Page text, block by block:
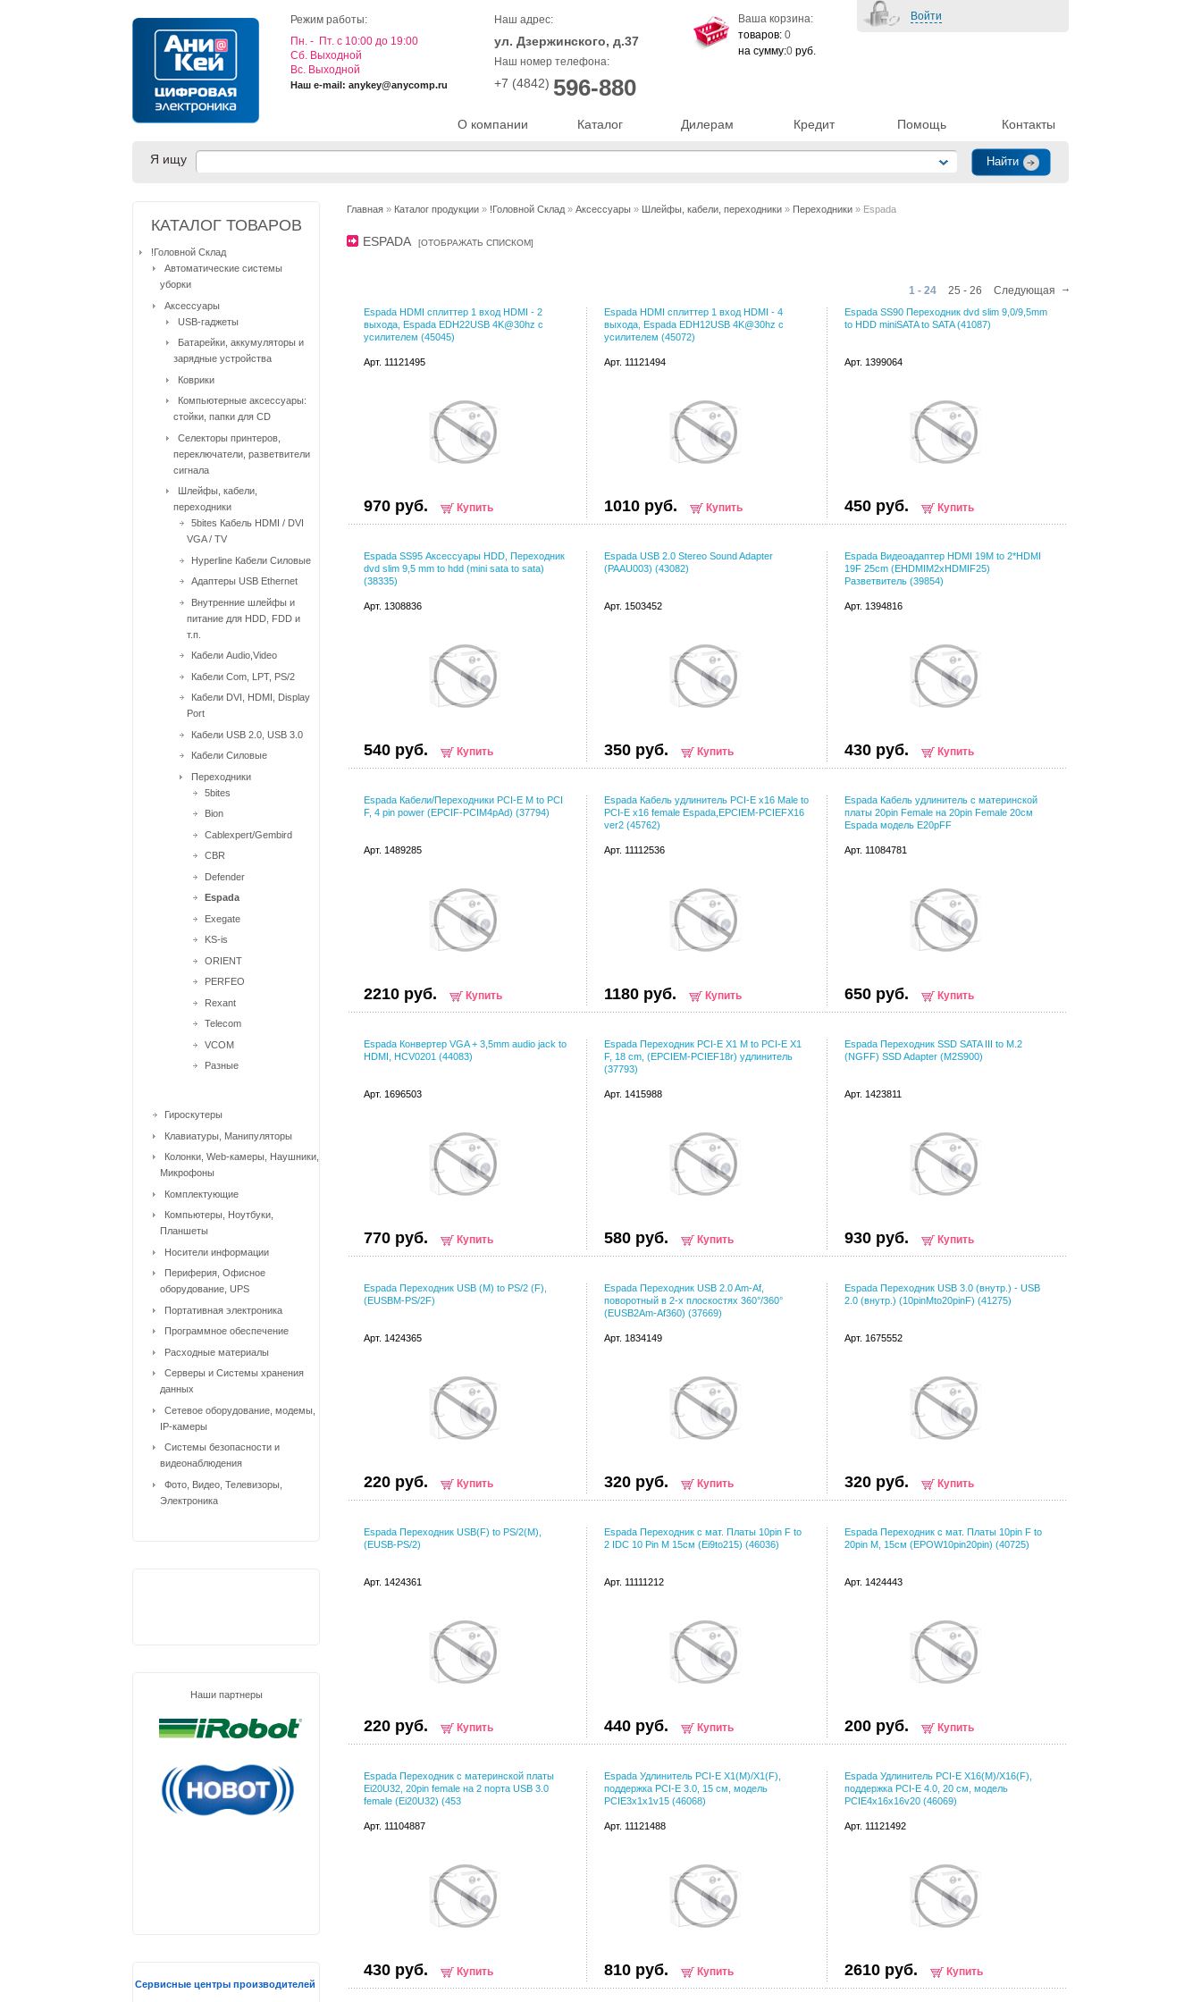
О компании Каталог Дилерам Кредит Помощь Контакты
Режим работы:
Пн. - Пт. с 10:00 до 19:00
Cб. Выходной
Вс. Выходной
Наш e-mail: anykey@anycomp.ru
Наш адрес:
ул. Дзержинского, д.37
Наш номер телефона:
+7 (4842) 596-880
Войти
Ваша корзина:
товаров: 0
на сумму:0 руб.
Я ищу
Главная » Каталог продукции » !Головной Склад » Аксессуары » Шлейфы, кабели, переходники » Переходники » Espada
ESPADA [ОТОБРАЖАТЬ СПИСКОМ]
1 - 24 25 - 26 Следующая
Espada HDMI сплиттер 1 вход HDMI - 2
выхода, Espada EDH22USB 4K@30hz с
усилителем (45045)
Арт. 11121495
970 руб. Купить
Espada HDMI сплиттер 1 вход HDMI - 4
выхода, Espada EDH12USB 4K@30hz с
усилителем (45072)
Арт. 11121494
1010 руб. Купить
Espada SS90 Переходник dvd slim 9,0/9,5mm
to HDD miniSATA to SATA (41087)
Арт. 1399064
450 руб. Купить
Espada SS95 Аксессуары HDD, Переходник
dvd slim 9,5 mm to hdd (mini sata to sata)
(38335)
Арт. 1308836
540 руб. Купить
Espada USB 2.0 Stereo Sound Adapter
(PAAU003) (43082)
Арт. 1503452
350 руб. Купить
Espada Видеоадаптер HDMI 19M to 2*HDMI
19F 25cm (EHDMIM2xHDMIF25)
Разветвитель (39854)
Арт. 1394816
430 руб. Купить
Espada Кабели/Переходники PCI-E M to PCI
F, 4 pin power (EPCIF-PCIM4pAd) (37794)
Арт. 1489285
2210 руб. Купить
Espada Кабель удлинитель PCI-E x16 Male to
PCI-E x16 female Espada,EPCIEM-PCIEFX16
ver2 (45762)
Арт. 11112536
1180 руб. Купить
Espada Кабель удлинитель с материнской
платы 20pin Female на 20pin Female 20см
Espada модель E20pFF
Арт. 11084781
650 руб. Купить
Espada Конвертер VGA + 3,5mm audio jack to
HDMI, HCV0201 (44083)
Арт. 1696503
770 руб. Купить
Espada Переходник PCI-E X1 M to PCI-E X1
F, 18 cm, (EPCIEM-PCIEF18r) удлинитель
(37793)
Арт. 1415988
580 руб. Купить
Espada Переходник SSD SATA III to M.2
(NGFF) SSD Adapter (M2S900)
Арт. 1423811
930 руб. Купить
Espada Переходник USB (M) to PS/2 (F),
(EUSBM-PS/2F)
Арт. 1424365
220 руб. Купить
Espada Переходник USB 2.0 Am-Af,
поворотный в 2-х плоскостях 360°/360°
(EUSB2Am-Af360) (37669)
Арт. 1834149
320 руб. Купить
Espada Переходник USB 3.0 (внутр.) - USB
2.0 (внутр.) (10pinMto20pinF) (41275)
Арт. 1675552
320 руб. Купить
Espada Переходник USB(F) to PS/2(M),
(EUSB-PS/2)
Арт. 1424361
220 руб. Купить
Espada Переходник с мат. Платы 10pin F to
2 IDC 10 Pin M 15см (Ei9to215) (46036)
Арт. 11111212
440 руб. Купить
Espada Переходник с мат. Платы 10pin F to
20pin M, 15см (EPOW10pin20pin) (40725)
Арт. 1424443
200 руб. Купить
Espada Переходник с материнской платы
Ei20U32, 20pin female на 2 порта USB 3.0
female (Ei20U32) (453
Арт. 11104887
430 руб. Купить
Espada Удлинитель PCI-E X1(M)/X1(F),
поддержка PCI-E 3.0, 15 см, модель
PCIE3x1x1v15 (46068)
Арт. 11121488
810 руб. Купить
Espada Удлинитель PCI-E X16(M)/X16(F),
поддержка PCI-E 4.0, 20 см, модель
PCIE4x16x16v20 (46069)
Арт. 11121492
2610 руб. Купить
КАТАЛОГ ТОВАРОВ
!Головной Склад
Автоматические системы
уборки
Аксессуары
USB-гаджеты
Батарейки, аккумуляторы и
зарядные устройства
Коврики
Компьютерные аксессуары:
стойки, папки для CD
Селекторы принтеров,
переключатели, разветвители
сигнала
Шлейфы, кабели,
переходники
5bites Кабель HDMI / DVI
VGA / TV
Hyperline Кабели Силовые
Адаптеры USB Ethernet
Внутренние шлейфы и
питание для HDD, FDD и
т.п.
Кабели Audio,Video
Кабели Com, LPT, PS/2
Кабели DVI, HDMI, Display
Port
Кабели USB 2.0, USB 3.0
Кабели Силовые
Переходники
5bites
Bion
Cablexpert/Gembird
CBR
Defender
Espada
Exegate
KS-is
ORIENT
PERFEO
Rexant
Telecom
VCOM
Разные
Гироскутеры
Клавиатуры, Манипуляторы
Колонки, Web-камеры, Наушники,
Микрофоны
Комплектующие
Компьютеры, Ноутбуки,
Планшеты
Носители информации
Периферия, Офисное
оборудование, UPS
Портативная электроника
Программное обеспечение
Расходные материалы
Серверы и Системы хранения
данных
Сетевое оборудование, модемы,
IP-камеры
Системы безопасности и
видеонаблюдения
Фото, Видео, Телевизоры,
Электроника
Наши партнеры
Сервисные центры производителей